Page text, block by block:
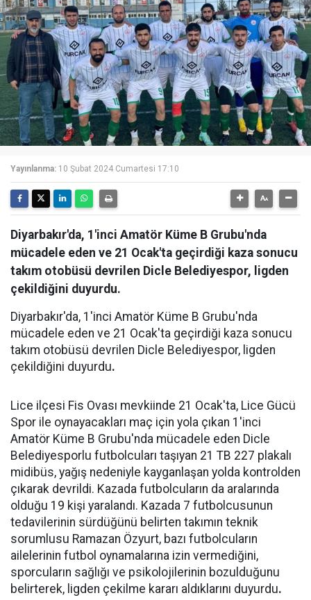
Yayınlanma: 10 Şubat 2024 Cumartesi 17:10
Diyarbakır'da, 1'inci Amatör Küme B Grubu'nda
mücadele eden ve 21 Ocak'ta geçirdiği kaza sonucu
takım otobüsü devrilen Dicle Belediyespor, ligden
çekildiğini duyurdu.
Diyarbakır'da, 1'inci Amatör Küme B Grubu'nda
mücadele eden ve 21 Ocak'ta geçirdiği kaza sonucu
takım otobüsü devrilen Dicle Belediyespor, ligden
çekildiğini duyurdu.
Lice ilçesi Fis Ovası mevkiinde 21 Ocak'ta, Lice Gücü
Spor ile oynayacakları maç için yola çıkan 1'inci
Amatör Küme B Grubu'nda mücadele eden Dicle
Belediyesporlu futbolcuları taşıyan 21 TB 227 plakalı
midibüs, yağış nedeniyle kayganlaşan yolda kontrolden
çıkarak devrildi. Kazada futbolcuların da aralarında
olduğu 19 kişi yaralandı. Kazada 7 futbolcusunun
tedavilerinin sürdüğünü belirten takımın teknik
sorumlusu Ramazan Özyurt, bazı futbolcuların
ailelerinin futbol oynamalarına izin vermediğini,
sporcuların sağlığı ve psikolojilerinin bozulduğunu
belirterek, ligden çekilme kararı aldıklarını duyurdu.